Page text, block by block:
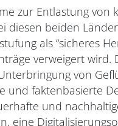
zur Entlastung
diesen beiden
als “sicheres
verweigert
von
und faktenbasierte
und
eine